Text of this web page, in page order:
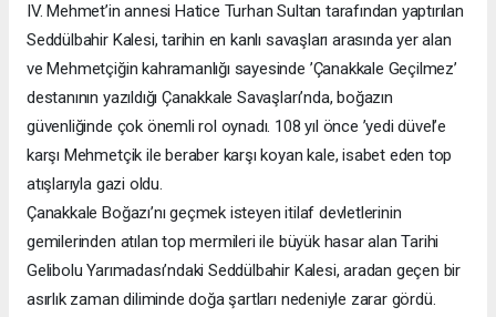
IV. Mehmet’in annesi Hatice Turhan Sultan tarafından yaptırılan
Seddülbahir Kalesi, tarihin en kanlı savaşları arasında yer alan
ve Mehmetçiğin kahramanlığı sayesinde ’Çanakkale Geçilmez’
destanının yazıldığı Çanakkale Savaşları’nda, boğazın
güvenliğinde çok önemli rol oynadı. 108 yıl önce ’yedi düvel’e
karşı Mehmetçik ile beraber karşı koyan kale, isabet eden top
atışlarıyla gazi oldu.
Çanakkale Boğazı’nı geçmek isteyen itilaf devletlerinin
gemilerinden atılan top mermileri ile büyük hasar alan Tarihi
Gelibolu Yarımadası’ndaki Seddülbahir Kalesi, aradan geçen bir
asırlık zaman diliminde doğa şartları nedeniyle zarar gördü.